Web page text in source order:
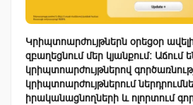
Կրիպտոարժույթներն օրեցօր
զբաղեցնում մեր կյանքում։ Աճում
կրիպտոարժույթներով
կրիպտոարժույթներում
իրականացնողների և ոլորտում